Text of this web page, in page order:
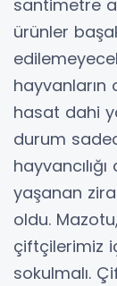
santimetre
ürünler
hayvanların
hasat dahi
durum
yaşanan
oldu.
çiftçilerimiz
sokulmalı.